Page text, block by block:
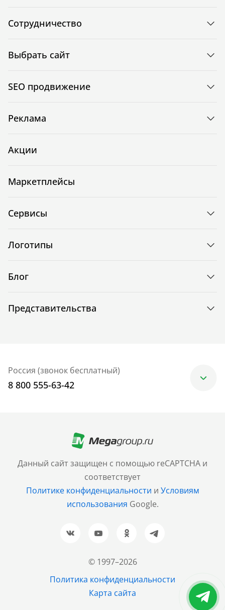
© 1997–2026
Политика конфиденциальности
Карта сайта
Данный сайт защищен с помощью reCAPTCHA и
соответствует
Политике конфиденциальности и Условиям
использования Google.
Сотрудничество
Выбрать сайт
SEO продвижение
Реклама
Акции
Маркетплейсы
Сервисы
Логотипы
Блог
Представительства
Россия (звонок бесплатный)
8 800 555-63-42
+7 (499) 705-30-10
Санкт-Петербург
+7 (812) 600-77-33
Барнаул
+7 (961) 999-93-93
Новосибирск
+7 (843) 202-37-37